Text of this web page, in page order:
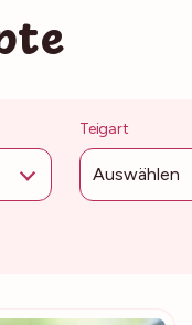
Teigart
Auswählen